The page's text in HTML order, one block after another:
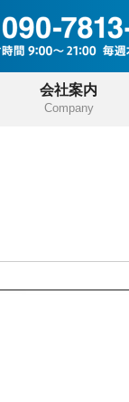
会社案内
Company